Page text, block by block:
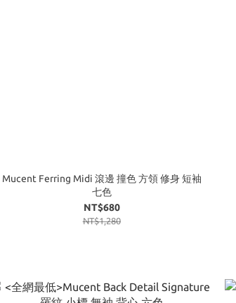
Mucent Ferring Midi 滾邊 撞色 方領 修身 短袖
七色
NT$680
NT$1,280